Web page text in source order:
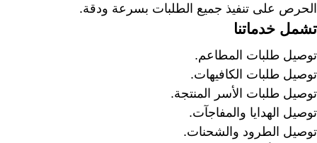
الحرص على تنفيذ جميع الطلبات بسرعة ودقة.
تشمل خدماتنا
توصيل طلبات المطاعم.
توصيل طلبات الكافيهات.
توصيل طلبات الأسر المنتجة.
توصيل الهدايا والمفاجآت.
توصيل الطرود والشحنات.